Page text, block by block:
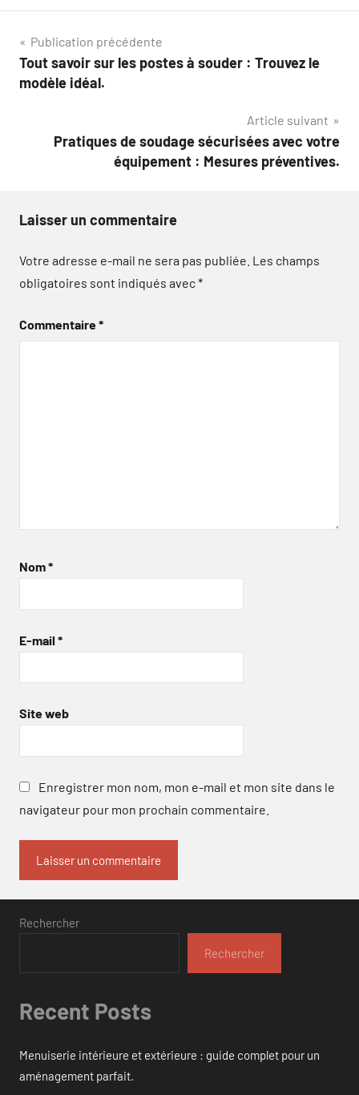
Navigation
de
Publication précédente
Tout savoir sur les postes à souder : Trouvez le
modèle idéal.
Article suivant
Pratiques de soudage sécurisées avec votre
équipement : Mesures préventives.
Laisser un commentaire
Votre adresse e-mail ne sera pas publiée. Les champs
obligatoires sont indiqués avec*
Commentaire*
Nom*
E-mail *
Site web
Enregistrer mon nom, mon e-mail et mon site dans le
navigateur pour mon prochain commentaire.
Rechercher
Rechercher
Recent Posts
Menuiserie intérieure et extérieure : guide complet pour un
aménagement parfait.